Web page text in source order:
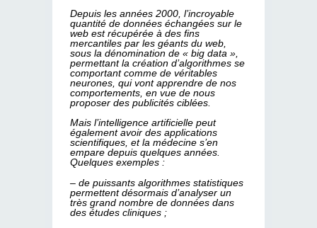
Depuis les années 2000, l’incroyable
quantité de données échangées sur le
web est récupérée à des fins
mercantiles par les géants du web,
sous la dénomination de « big data »,
permettant la création d’algorithmes se
comportant comme de véritables
neurones, qui vont apprendre de nos
comportements, en vue de nous
proposer des publicités ciblées.
Mais l’intelligence artificielle peut
également avoir des applications
scientifiques, et la médecine s’en
empare depuis quelques années.
Quelques exemples :
– de puissants algorithmes statistiques
permettent désormais d’analyser un
très grand nombre de données dans
des études cliniques ;